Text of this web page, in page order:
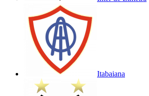
Itabaiana